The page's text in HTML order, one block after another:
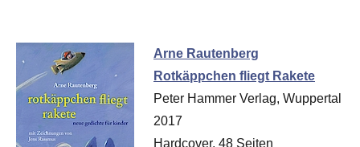
Arne Rautenberg
Rotkäppchen fliegt Rakete
Peter Hammer Verlag, Wuppertal
2017
Hardcover, 48 Seiten